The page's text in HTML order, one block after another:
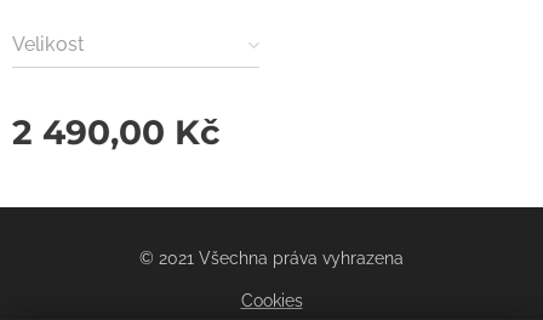
Velikost
2 490,00 Kč
© 2021 Všechna práva vyhrazena
Cookies